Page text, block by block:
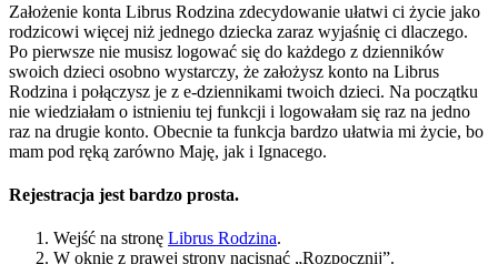
Założenie konta Librus Rodzina zdecydowanie ułatwi ci życie jako
rodzicowi więcej niż jednego dziecka zaraz wyjaśnię ci dlaczego.
Po pierwsze nie musisz logować się do każdego z dzienników
swoich dzieci osobno wystarczy, że założysz konto na Librus
Rodzina i połączysz je z e-dziennikami twoich dzieci. Na początku
nie wiedziałam o istnieniu tej funkcji i logowałam się raz na jedno
raz na drugie konto. Obecnie ta funkcja bardzo ułatwia mi życie, bo
mam pod ręką zarówno Maję, jak i Ignacego.
Rejestracja jest bardzo prosta.
Wejść na stronę Librus Rodzina.
W oknie z prawej strony nacisnąć „Rozpocznij”.